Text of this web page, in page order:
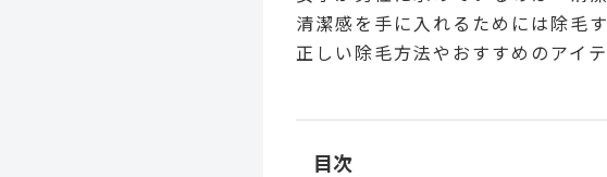
清潔感を手に入れるためには除毛
正しい除毛方法やおすすめのアイ
目次